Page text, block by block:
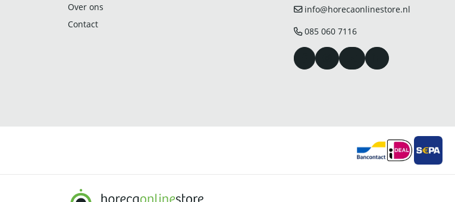
Over ons
Contact
info@horecaonlinestore.nl
085 060 7116